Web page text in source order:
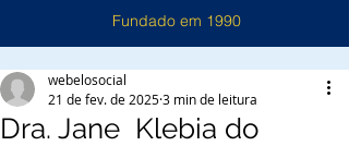
Fundado em 1990
Dra. Jane Klebia do
webelosocial
21 de fev. de 20253 min de leitura